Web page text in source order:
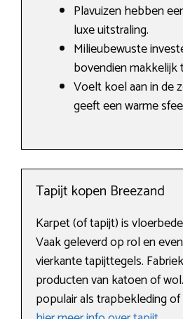
Plavuizen hebben
luxe uitstraling.
Milieubewuste
bovendien makkelijk
Voelt koel aan in de
geeft een warme
Tapijt kopen Breezand
Karpet (of tapijt) is
Vaak geleverd op rol en
vierkante tapijttegels.
producten van katoen of
populair als trapbekleding